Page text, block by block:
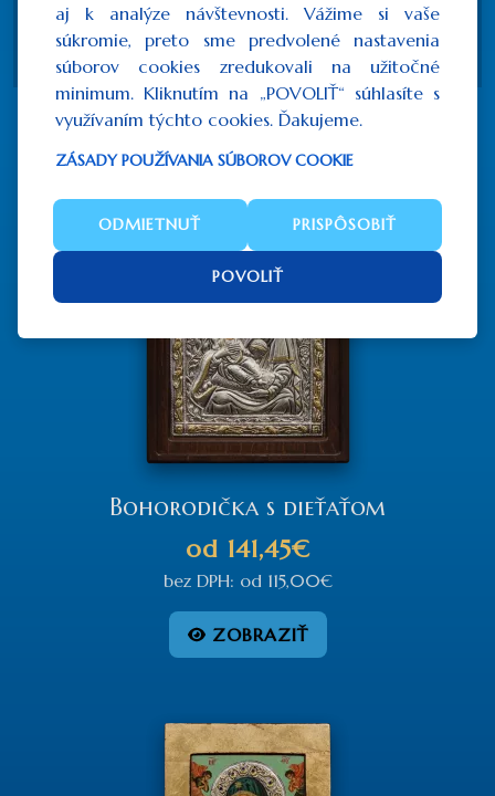
Možnosť zavesenia + Stojan na stôl grátis
Certifikát pravosti
Súvisiace produkty
Bohorodička s dieťaťom
od 141,45€
bez DPH: od 115,00€
ZOBRAZIŤ
aj k analýze návštevnosti. Vážime si vaše
súkromie, preto sme predvolené nastavenia
súborov cookies zredukovali na užitočné
minimum. Kliknutím na „POVOLIŤ“ súhlasíte s
využívaním týchto cookies. Ďakujeme.
ZÁSADY POUŽÍVANIA SÚBOROV COOKIE
ODMIETNUŤ PRISPÔSOBIŤ
POVOLIŤ